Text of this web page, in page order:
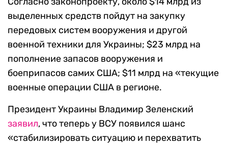
выделенных средств пойдут на закупку
передовых систем вооружения и другой
военной техники для Украины; $23 млрд на
пополнение запасов вооружения и
боеприпасов самих США; $11 млрд на «текущие
военные операции США в регионе.
Президент Украины Владимир Зеленский
заявил, что теперь у ВСУ появился шанс
«стабилизировать ситуацию и перехватить